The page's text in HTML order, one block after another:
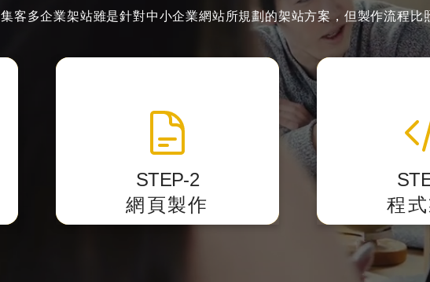
集客多企業架站雖是針對中小企業網站所規劃的架站方案， 但製作流程比
STEP-2
網頁製作
網頁製作切版
以最精準的 HTML標籤結構
將視覺設計稿轉換成網頁的格
式。
程
程式化
我們開發後台
客戶第一次